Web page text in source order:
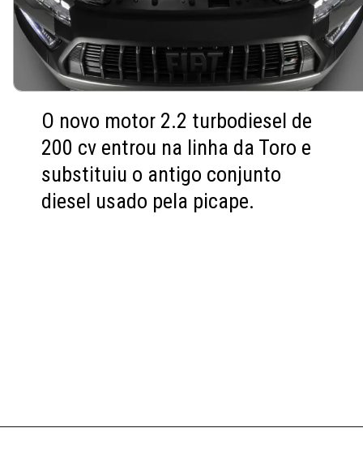
O novo motor 2.2 turbodiesel de
200 cv entrou na linha da Toro e
substituiu o antigo conjunto
diesel usado pela picape.